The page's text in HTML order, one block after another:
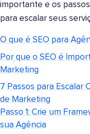
importante e os
para escalar seus
O que é SEO para
Por que o SEO é
Marketing
7 Passos para Escalar
de Marketing
Passo 1: Crie um
sua Agência